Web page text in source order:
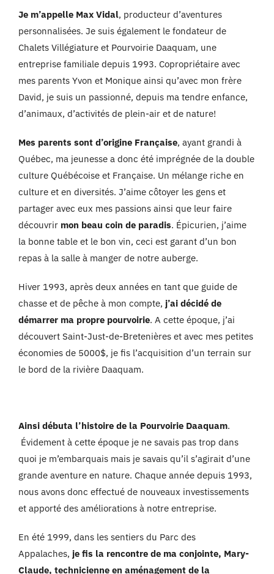
Je m’appelle Max Vidal, producteur d’aventures
personnalisées. Je suis également le fondateur de
Chalets Villégiature et Pourvoirie Daaquam, une
entreprise familiale depuis 1993. Copropriétaire avec
mes parents Yvon et Monique ainsi qu’avec mon frère
David, je suis un passionné, depuis ma tendre enfance,
d’animaux, d’activités de plein-air et de nature!
Mes parents sont d’origine Française, ayant grandi à
Québec, ma jeunesse a donc été imprégnée de la double
culture Québécoise et Française. Un mélange riche en
culture et en diversités. J’aime côtoyer les gens et
partager avec eux mes passions ainsi que leur faire
découvrir mon beau coin de paradis. Épicurien, j’aime
la bonne table et le bon vin, ceci est garant d’un bon
repas à la salle à manger de notre auberge.
Hiver 1993, après deux années en tant que guide de
chasse et de pêche à mon compte, j’ai décidé de
démarrer ma propre pourvoirie. A cette époque, j’ai
découvert Saint-Just-de-Bretenières et avec mes petites
économies de 5000$, je fis l’acquisition d’un terrain sur
le bord de la rivière Daaquam.
Ainsi débuta l’histoire de la Pourvoirie Daaquam.
Évidement à cette époque je ne savais pas trop dans
quoi je m’embarquais mais je savais qu’il s’agirait d’une
grande aventure en nature. Chaque année depuis 1993,
nous avons donc effectué de nouveaux investissements
et apporté des améliorations à notre entreprise.
En été 1999, dans les sentiers du Parc des
Appalaches, je fis la rencontre de ma conjointe, Mary-
Claude, technicienne en aménagement de la